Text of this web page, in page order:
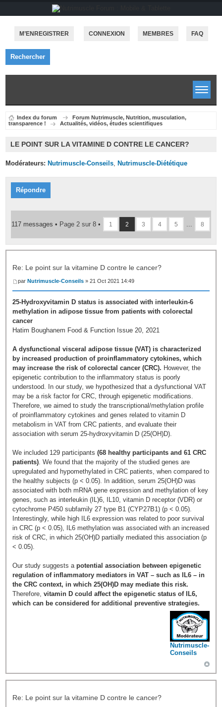
M’ENREGISTRER CONNEXION MEMBRES FAQ
Rechercher
Index du forum
Forum Nutrimuscle, Nutrition, musculation,
transparence !
Actualités, vidéos, études scientifiques
LE POINT SUR LA VITAMINE D CONTRE LE CANCER?
Modérateurs: Nutrimuscle-Conseils ,Nutrimuscle-Diététique
Répondre
117 messages • Page 2 sur 8 • 1 2 3 4 5 ... 8
Re: Le point sur la vitamine D contre le cancer?
parNutrimuscle-Conseils » 21 Oct 2021 14:49
25-Hydroxyvitamin D status is associated with interleukin-6
methylation in adipose tissue from patients with colorectal
cancer
Hatim Boughanem Food & Function Issue 20, 2021
A dysfunctional visceral adipose tissue (VAT) is characterized
by increased production of proinflammatory cytokines, which
may increase the risk of colorectal cancer (CRC). However, the
epigenetic contribution to the inflammatory status is poorly
understood. In our study, we hypothesized that a dysfunctional VAT
may be a risk factor for CRC, through epigenetic modifications.
Therefore, we aimed to study the transcriptional/methylation profile
of proinflammatory cytokines and genes related to vitamin D
metabolism in VAT from CRC patients, and evaluate their
association with serum 25-hydroxyvitamin D (25(OH)D).
We included 129 participants(68 healthy participants and 61 CRC
patients) . We found that the majority of the studied genes are
upregulated and hypomethylated in CRC patients, when compared to
the healthy subjects (p < 0.05). In addition, serum 25(OH)D was
associated with both mRNA gene expression and methylation of key
genes, such as interleukin (IL)6, IL10, vitamin D receptor (VDR) or
cytochrome P450 subfamily 27 type B1 (CYP27B1) (p < 0.05).
Interestingly, while high IL6 expression was related to poor survival
in CRC (p < 0.05), IL6 methylation was associated with an increased
risk of CRC, in which 25(OH)D partially mediated this association (p
< 0.05).
Our study suggests apotential association between epigenetic
regulation of inflammatory mediators in VAT – such as IL6 – in
the CRC context, in which 25(OH)D may mediate this risk.
Therefore,vitamin D could affect the epigenetic status of IL6,
which can be considered for additional preventive strategies.
Nutrimuscle-
Conseils
Re: Le point sur la vitamine D contre le cancer?